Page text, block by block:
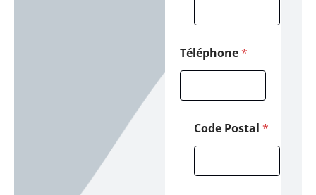
Téléphone*
Code Postal *